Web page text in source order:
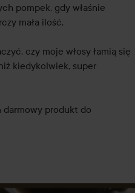
pompek, gdy właśnie
mała ilość.
czy moje włosy łamią się
kiedykolwiek, super
darmowy produkt do